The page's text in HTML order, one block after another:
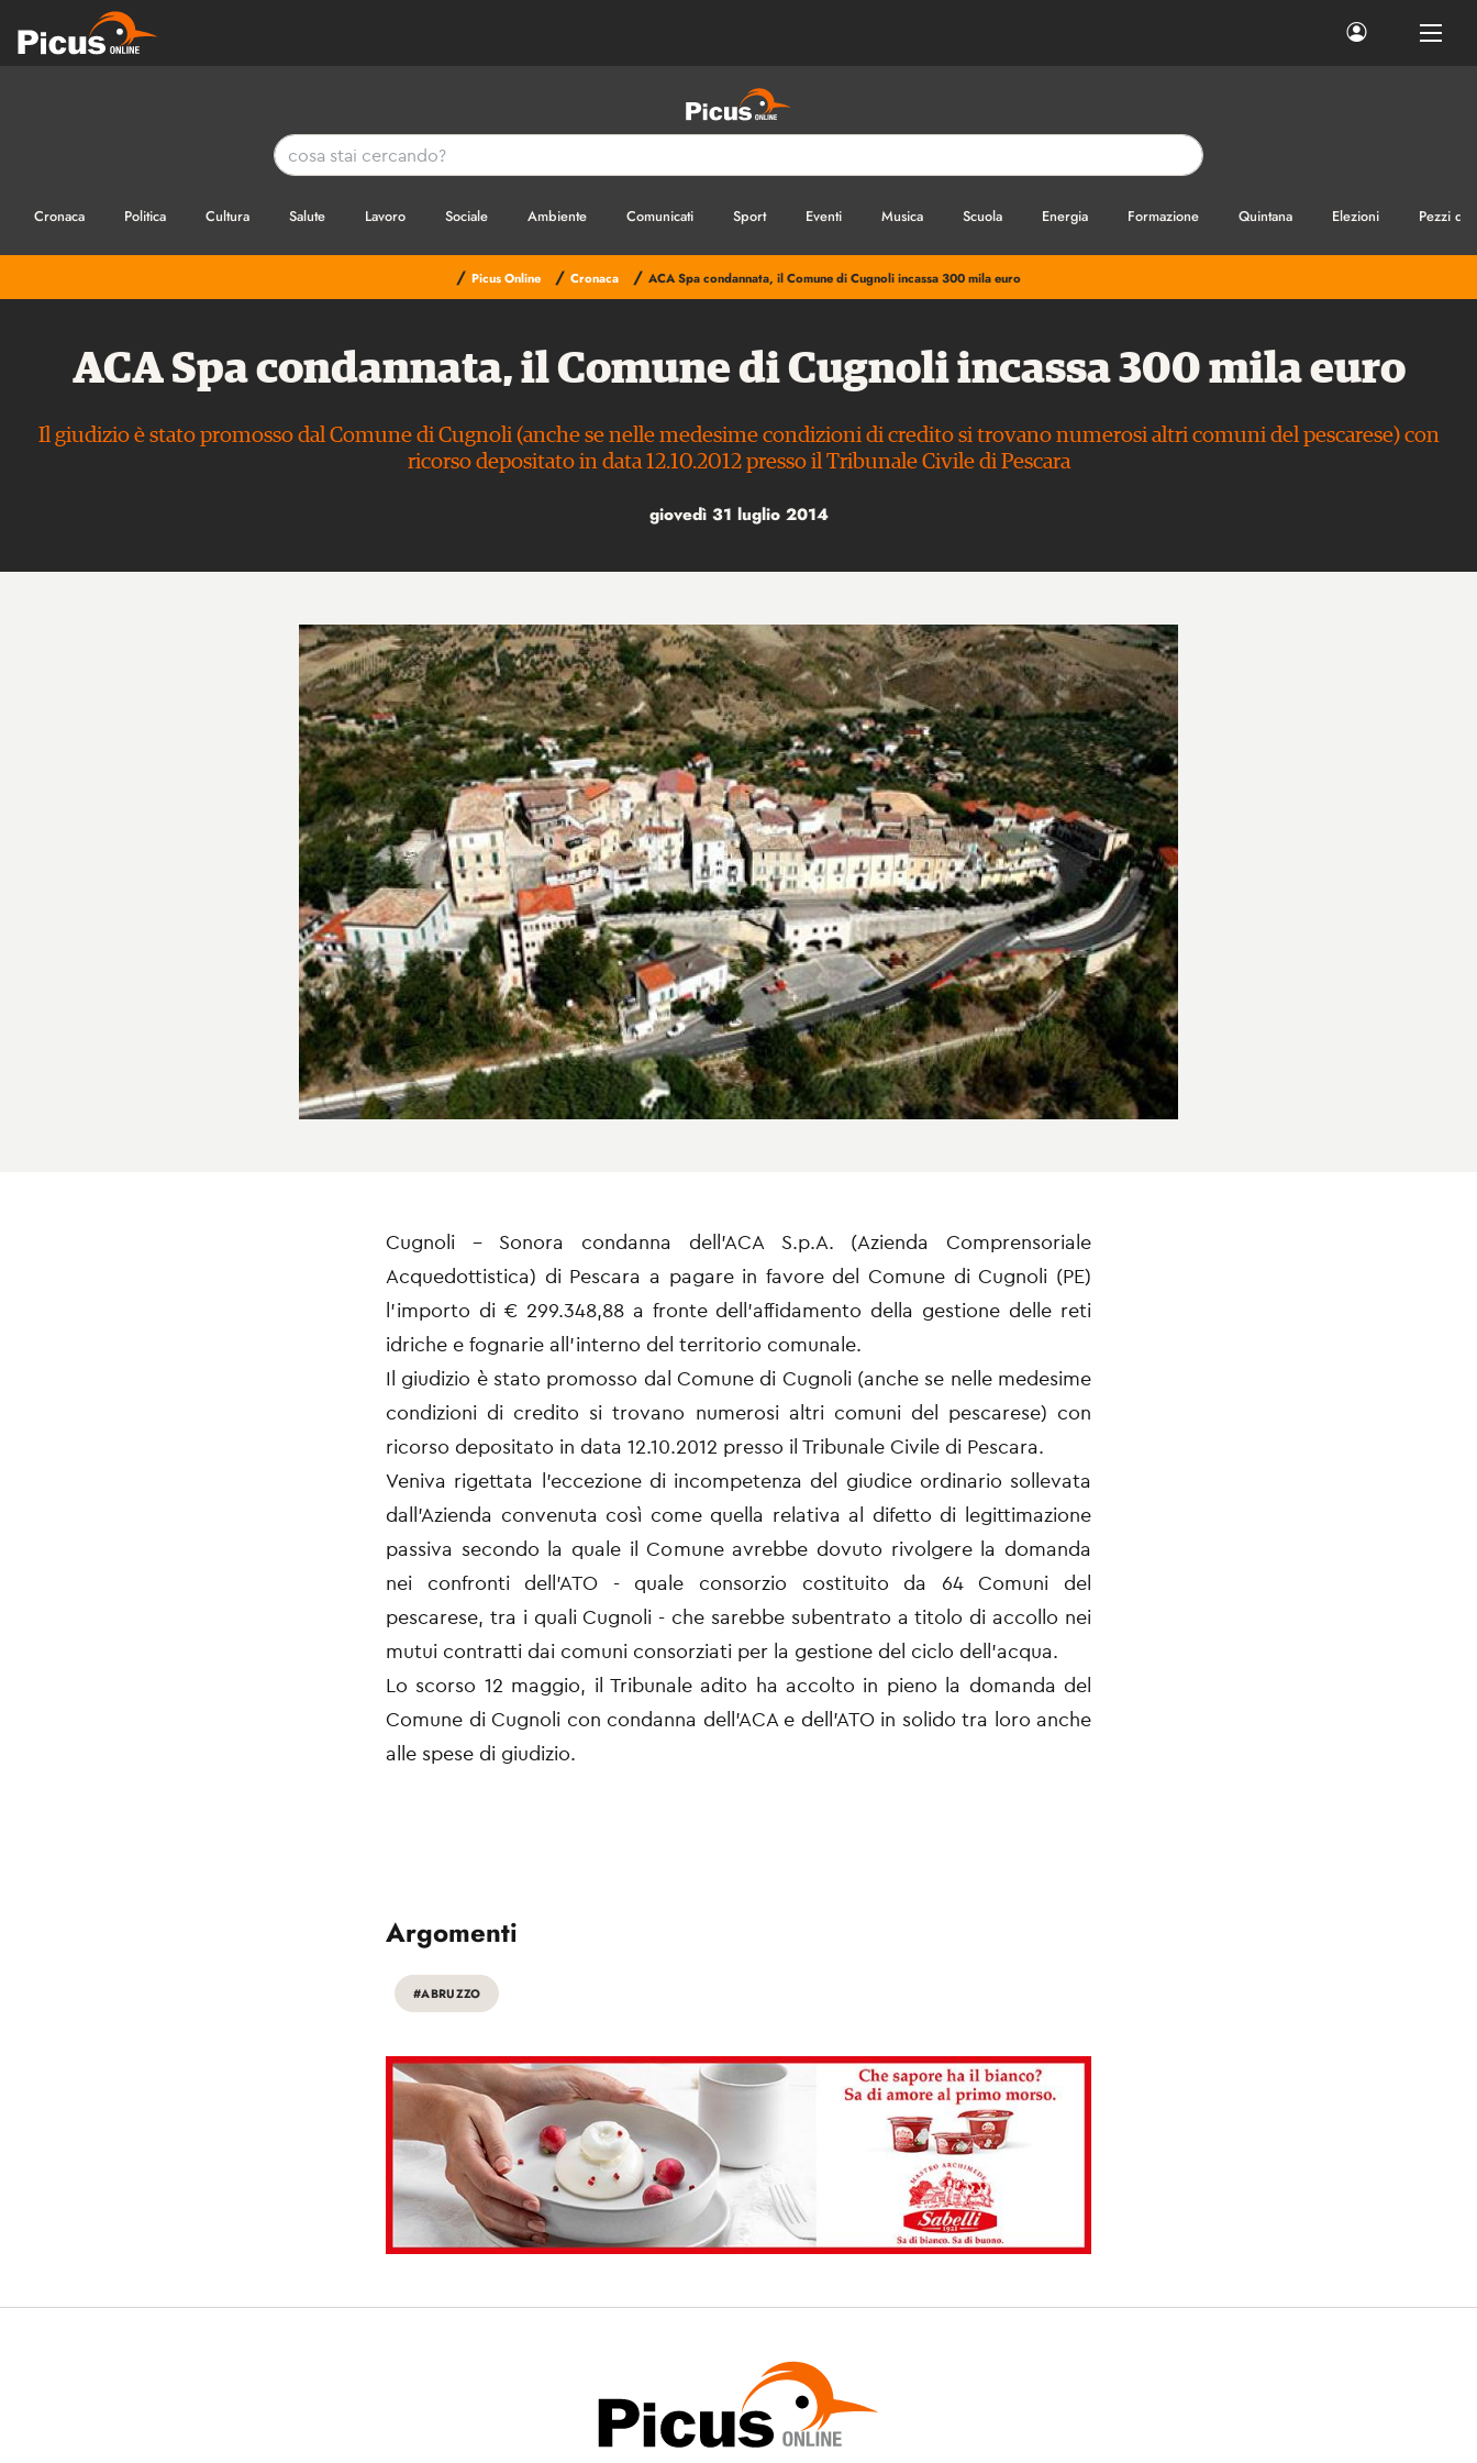
Cronaca Politica Cultura Salute Lavoro Sociale Ambiente Comunicati Sport Eventi Musica Scuola Energia Formazione Quintana Elezioni Pezzi di
/ Picus Online / Cronaca / ACA Spa condannata, il Comune di Cugnoli incassa 300 mila euro
ACA Spa condannata, il Comune di Cugnoli incassa 300 mila euro
Il giudizio è stato promosso dal Comune di Cugnoli (anche se nelle medesime condizioni di credito si trovano numerosi altri comuni del pescarese) con
ricorso depositato in data 12.10.2012 presso il Tribunale Civile di Pescara
giovedì 31 luglio 2014
Cugnoli – Sonora condanna dell’ACA S.p.A. (Azienda Comprensoriale
Acquedottistica) di Pescara a pagare in favore del Comune di Cugnoli (PE)
l’importo di € 299.348,88 a fronte dell’affidamento della gestione delle reti
idriche e fognarie all’interno del territorio comunale.
Il giudizio è stato promosso dal Comune di Cugnoli (anche se nelle medesime
condizioni di credito si trovano numerosi altri comuni del pescarese) con
ricorso depositato in data 12.10.2012 presso il Tribunale Civile di Pescara.
Veniva rigettata l’eccezione di incompetenza del giudice ordinario sollevata
dall’Azienda convenuta così come quella relativa al difetto di legittimazione
passiva secondo la quale il Comune avrebbe dovuto rivolgere la domanda
nei confronti dell’ATO - quale consorzio costituito da 64 Comuni del
pescarese, tra i quali Cugnoli - che sarebbe subentrato a titolo di accollo nei
mutui contratti dai comuni consorziati per la gestione del ciclo dell’acqua.
Lo scorso 12 maggio, il Tribunale adito ha accolto in pieno la domanda del
Comune di Cugnoli con condanna dell’ACA e dell’ATO in solido tra loro anche
alle spese di giudizio.
Argomenti
#ABRUZZO